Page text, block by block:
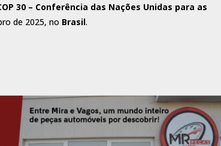
30 – Conferência das Nações Unidas para as
de 2025, no Brasil.